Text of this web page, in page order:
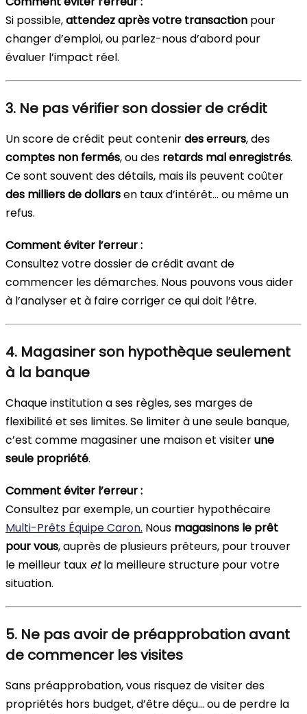
Si possible,attendez après votre transaction pour
changer d’emploi, ou parlez-nous d’abord pour
évaluer l’impact réel.
3. Ne pas vérifier son dossier de crédit
Un score de crédit peut contenirdes erreurs, des
comptes non fermés, ou des retards mal enregistrés.
Ce sont souvent des détails, mais ils peuvent coûter
des milliers de dollarsen taux d’intérêt… ou même un
refus.
Comment éviter l’erreur :
Consultez votre dossier de crédit avant de
commencer les démarches. Nous pouvons vous aider
à l’analyser et à faire corriger ce qui doit l’être.
4. Magasiner son hypothèque seulement
à la banque
Chaque institution a ses règles, ses marges de
flexibilité et ses limites. Se limiter à une seule banque,
c’est comme magasiner une maison et visiterune
seule propriété.
Comment éviter l’erreur :
Consultez par exemple, un courtier hypothécaire
Multi-Prêts Équipe Caron. Nous magasinons le prêt
pour vous, auprès de plusieurs prêteurs, pour trouver
le meilleur taux etla meilleure structure pour votre
situation.
5. Ne pas avoir de préapprobation avant
de commencer les visites
Sans préapprobation, vous risquez de visiter des
propriétés hors budget, d’être déçu… ou de perdre la